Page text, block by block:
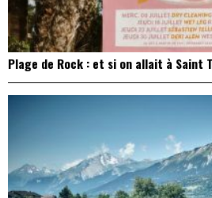
Plage de Rock : et si on allait à Saint